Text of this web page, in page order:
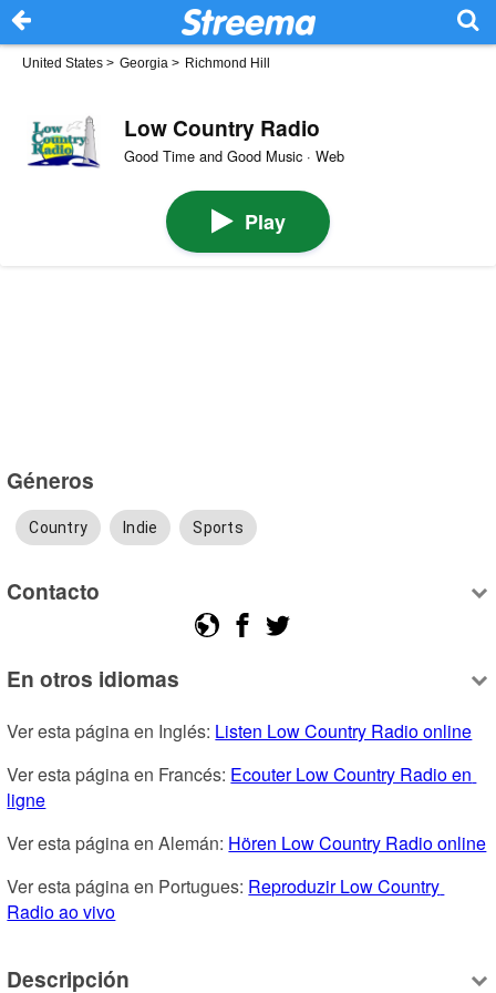
United States > Georgia > Richmond Hill
Low Country Radio
Good Time and Good Music · Web
Play
Géneros
Country Indie Sports
Contacto
En otros idiomas
Ver esta página en Inglés: Listen Low Country Radio online
Ver esta página en Francés: Ecouter Low Country Radio en
ligne
Ver esta página en Alemán: Hören Low Country Radio online
Ver esta página en Portugues: Reproduzir Low Country
Radio ao vivo
Descripción